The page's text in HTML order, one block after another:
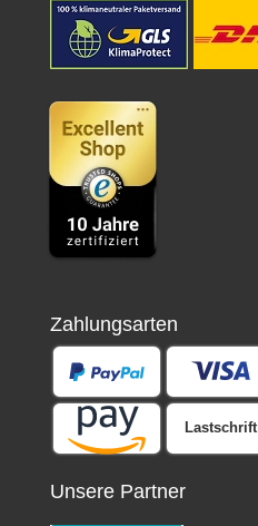
Zahlungsarten
Lastschrift
Unsere Partner